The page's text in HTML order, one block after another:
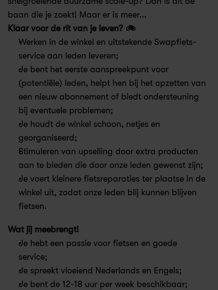
baan die je zoekt! Maar er is meer...
Klaar voor de rit van je leven? 🚲
Werken in de winkel en uitstekende Swapfiets-
service aan leden leveren;
Je bent het eerste aanspreekpunt voor
(potentiële) leden, helpt hen bij het opzetten van
een nieuw abonnement of biedt ondersteuning
bij eventuele problemen;
Je houdt de winkel schoon, netjes en
georganiseerd;
Stimuleren van upselling door extra producten
aan te bieden die door onze leden gewenst zijn;
Je voert kleinere fietsreparaties ter plaatse in de
winkel uit, zodat onze leden blij kunnen blijven
fietsen.
Wat jij meebrengt!
Je hebt een passie voor fietsen en goede
service;
Je spreekt vloeiend Nederlands en Engels;
Je bent de 12-18 uur per week beschikbaar;